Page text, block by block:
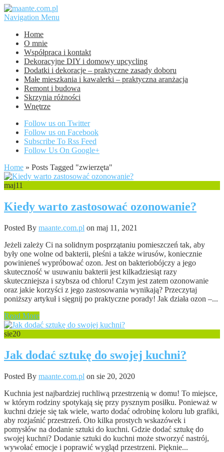
Navigation Menu
Home
O mnie
Współpraca i kontakt
Dekoracyjne DIY i domowy upcycling
Dodatki i dekoracje – praktyczne zasady doboru
Małe mieszkania i kawalerki – praktyczna aranżacja
Remont i budowa
Skrzynia różności
Wnętrze
Follow us on Twitter
Follow us on Facebook
Subscribe To Rss Feed
Follow Us On Google+
Home » Posts Tagged "zwierzęta"
maj11
Kiedy warto zastosować ozonowanie?
Posted By maante.com.pl on maj 11, 2021
Jeżeli zależy Ci na solidnym posprzątaniu pomieszczeń tak, aby
były one wolne od bakterii, pleśni a także wirusów, koniecznie
powinieneś wypróbować ozon. Jest on bakteriobójczy a jego
skuteczność w usuwaniu bakterii jest kilkadziesiąt razy
skuteczniejsza i szybsza od chloru! Czym jest zatem ozonowanie
oraz jakie korzyści z jego zastosowania wynikają? Przeczytaj
poniższy artykuł i sięgnij po praktyczne porady! Jak działa ozon –...
Read More
sie20
Jak dodać sztukę do swojej kuchni?
Posted By maante.com.pl on sie 20, 2020
Kuchnia jest najbardziej ruchliwą przestrzenią w domu! To miejsce,
w którym rodziny spotykają się przy pysznym posiłku. Ponieważ w
kuchni dzieje się tak wiele, warto dodać odrobinę koloru lub grafiki,
aby rozjaśnić przestrzeń. Oto kilka prostych wskazówek i
pomysłów na dodanie sztuki do kuchni. Gdzie dodać sztukę do
swojej kuchni? Dodanie sztuki do kuchni może stworzyć nastrój,
wywołać emocje i poprawić wygląd przestrzeni. Pięknie...